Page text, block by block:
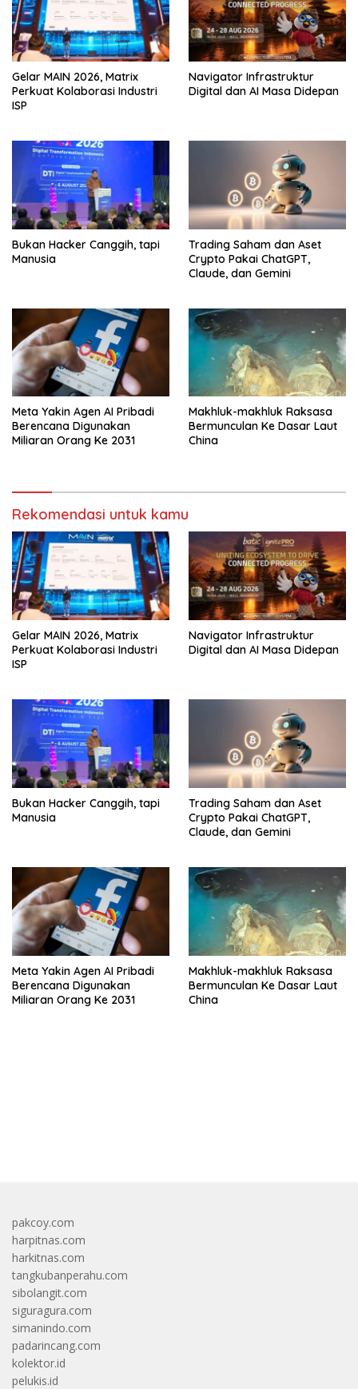
Gelar MAIN 2026, Matrix
Perkuat Kolaborasi Industri
ISP
Navigator Infrastruktur
Digital dan AI Masa Didepan
Bukan Hacker Canggih, tapi
Manusia
Trading Saham dan Aset
Crypto Pakai ChatGPT,
Claude, dan Gemini
Meta Yakin Agen AI Pribadi
Berencana Digunakan
Miliaran Orang Ke 2031
Makhluk-makhluk Raksasa
Bermunculan Ke Dasar Laut
China
Rekomendasi untuk kamu
Gelar MAIN 2026, Matrix
Perkuat Kolaborasi Industri
ISP
Navigator Infrastruktur
Digital dan AI Masa Didepan
Bukan Hacker Canggih, tapi
Manusia
Trading Saham dan Aset
Crypto Pakai ChatGPT,
Claude, dan Gemini
Meta Yakin Agen AI Pribadi
Berencana Digunakan
Miliaran Orang Ke 2031
Makhluk-makhluk Raksasa
Bermunculan Ke Dasar Laut
China
pakcoy.com
harpitnas.com
harkitnas.com
tangkubanperahu.com
sibolangit.com
siguragura.com
simanindo.com
padarincang.com
kolektor.id
pelukis.id